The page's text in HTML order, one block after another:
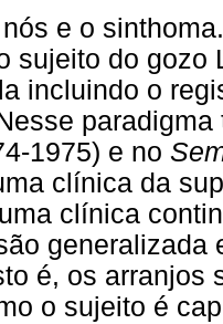
nós e o
sujeito do gozo
incluindo o
1975) e no
clínica da
clínica
generalizada
é, os arranjos
o sujeito é